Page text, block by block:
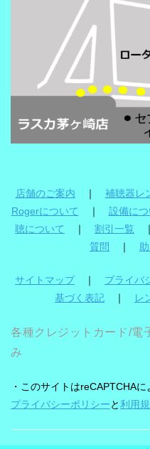
店舗のご案内 ｜ 補聴器レ
Rogerについて ｜ 設備につ
聴について
｜ 割引一覧
質問
｜
サイトマップ｜ プライバ
基づく表記 ｜ レ
各種クレジットカード/
み
・このサイトはreCAPTCHA
プライバシーポリシーと利用